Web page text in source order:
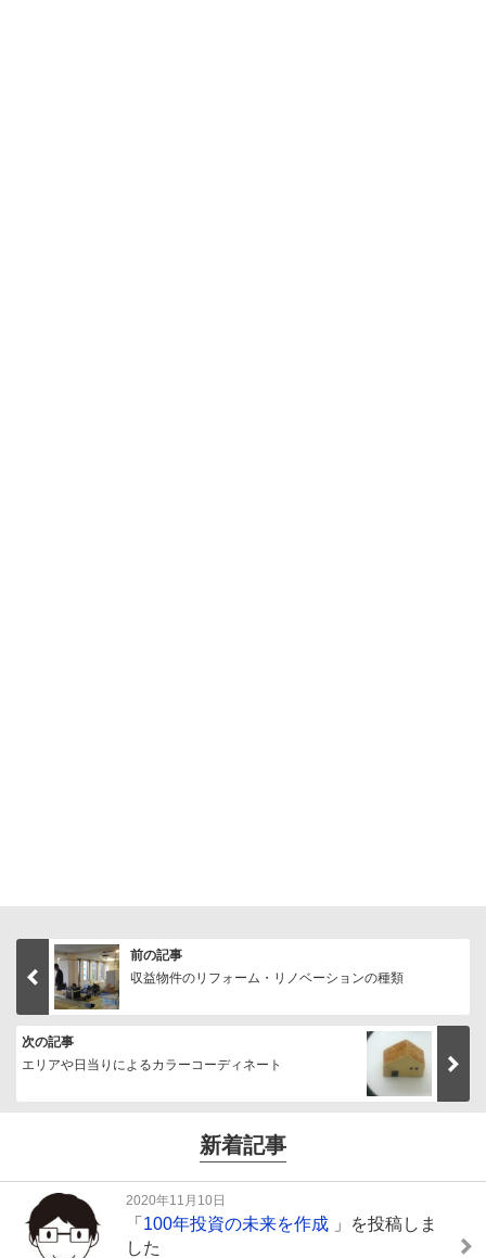
前の記事
収益物件のリフォーム・リノベーションの種類
次の記事
エリアや日当りによるカラーコーディネート
新着記事
2020年11月10日
「 100年投資の未来を作成 」を投稿しま
した